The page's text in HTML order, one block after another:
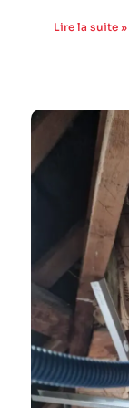
Lire la suite »